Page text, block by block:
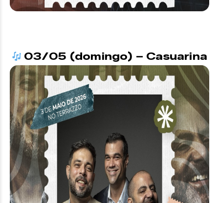
03/05 (domingo) – Casuarina